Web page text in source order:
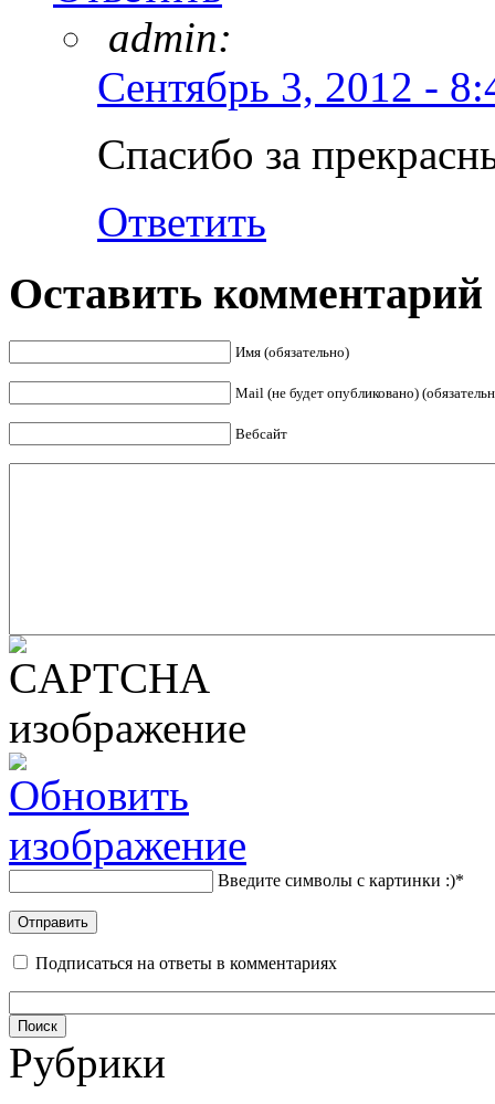
admin:
Сентябрь 3, 2012 -
Спасибо за
Ответить
Оставить комментарий
Имя (обязательно)
Mail (не будет опубликовано)
Вебсайт
Введите символы с картинки :)*
Подписаться на ответы в комментариях
Рубрики